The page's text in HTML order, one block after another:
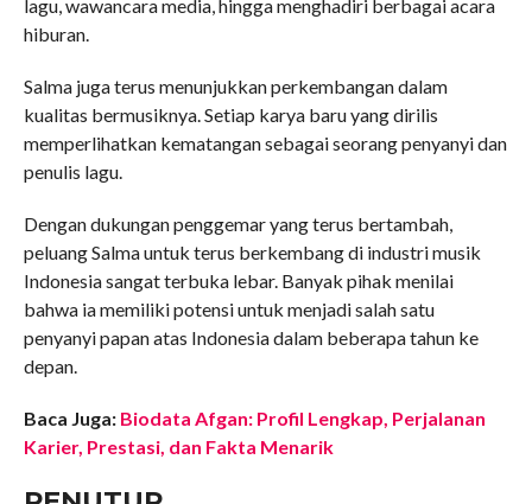
lagu, wawancara media, hingga menghadiri berbagai acara
hiburan.
Salma juga terus menunjukkan perkembangan dalam
kualitas bermusiknya. Setiap karya baru yang dirilis
memperlihatkan kematangan sebagai seorang penyanyi dan
penulis lagu.
Dengan dukungan penggemar yang terus bertambah,
peluang Salma untuk terus berkembang di industri musik
Indonesia sangat terbuka lebar. Banyak pihak menilai
bahwa ia memiliki potensi untuk menjadi salah satu
penyanyi papan atas Indonesia dalam beberapa tahun ke
depan.
Baca Juga: Biodata Afgan: Profil Lengkap, Perjalanan
Karier, Prestasi, dan Fakta Menarik